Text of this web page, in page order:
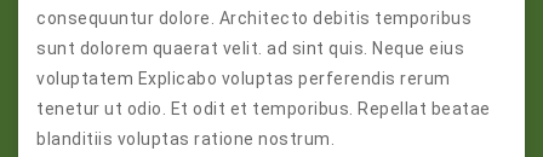
consequuntur dolore. Architecto debitis temporibus
sunt dolorem quaerat velit. ad sint quis. Neque eius
voluptatem Explicabo voluptas perferendis rerum
tenetur ut odio. Et odit et temporibus. Repellat beatae
blanditiis voluptas ratione nostrum.